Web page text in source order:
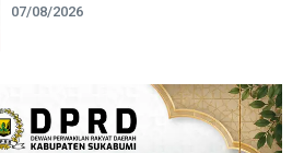
07/08/2026